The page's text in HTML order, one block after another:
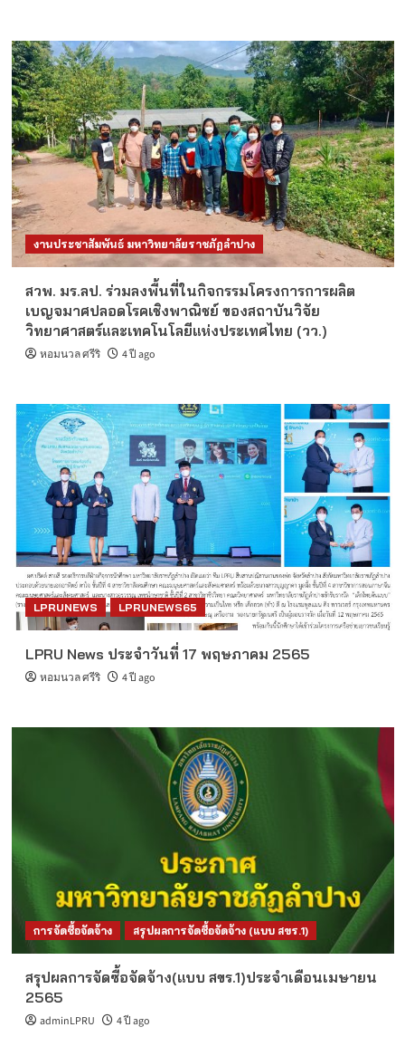
งานประชาสัมพันธ์ มหาวิทยาลัยราชภัฏลำปาง
สวพ. มร.ลป. ร่วมลงพื้นที่ในกิจกรรมโครงการการผลิต
เบญจมาศปลอดโรคเชิงพาณิชย์ ของสถาบันวิจัย
วิทยาศาสตร์และเทคโนโลยีแห่งประเทศไทย (วว.)
หอมนวล ศรีริ 4 ปี ago
LPRUNEWS LPRUNEWS65
LPRU News ประจำวันที่ 17 พฤษภาคม 2565
หอมนวล ศรีริ 4 ปี ago
การจัดซื้อจัดจ้าง สรุปผลการจัดซื้อจัดจ้าง (แบบ สขร.1)
สรุปผลการจัดซื้อจัดจ้าง(แบบ สขร.1)ประจำเดือนเมษายน
2565
adminLPRU 4 ปี ago